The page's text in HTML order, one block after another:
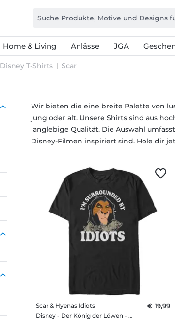
Home & Living Anlässe JGA
Disney T-Shirts Scar
Wir bieten die eine breite Palette von
jung oder alt. Unsere Shirts sind aus
langlebige Qualität. Die Auswahl
Disney-Filmen inspiriert sind. Hole dir
Scar & Hyenas Idiots
Disney - Der König der Löwen - Scar & Hyenas Idiots - Männer T-Shirt
€ 19,99